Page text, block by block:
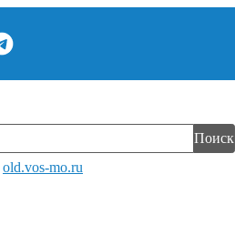
Поиск
old.vos-mo.ru